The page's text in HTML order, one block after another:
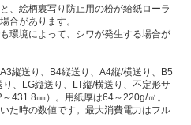
、絵柄裏写り防止用の粉が給紙ローラ
合があります。
環境によって、シワが発生する場合が
縦送り、B4縦送り、A4縦/横送り、B5
、LG縦送り、LT縦/横送り、不定形サ
431.8㎜）。用紙厚は64～220g/㎡。
た時の数値です。最大消費電力はフル